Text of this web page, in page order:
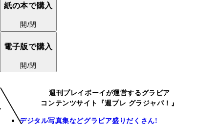
紙の本で購入
開/閉
電子版で購入
開/閉
週刊プレイボーイが運営するグラビア
コンテンツサイト『週プレ グラジャパ！』
デジタル写真集などグラビア盛りだくさん!